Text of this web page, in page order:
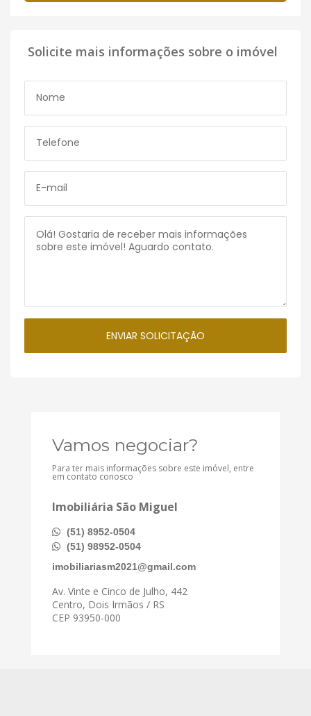
Solicite mais informações sobre o imóvel
Vamos negociar?
Para ter mais informações sobre este imóvel, entre
em contato conosco
Imobiliária São Miguel
(51) 8952-0504
(51) 98952-0504
imobiliariasm2021@gmail.com
Av. Vinte e Cinco de Julho, 442
Centro, Dois Irmãos / RS
CEP 93950-000